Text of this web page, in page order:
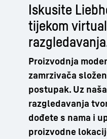
Iskusite
tijekom
Proizvodnja
zamrzivača
postupak. Uz
razgledavanja
dođete s nama i
proizvodne